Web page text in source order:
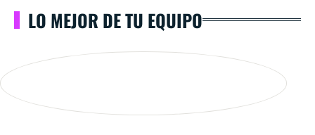
LO MEJOR DE TU EQUIPO